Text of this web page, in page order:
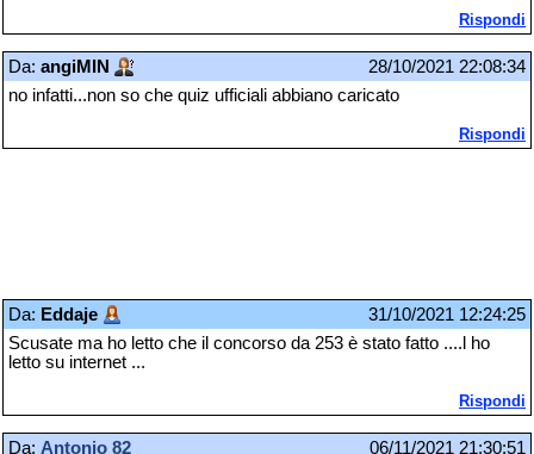
Rispondi
Da: angiMIN
28/10/2021 22:08:34
no infatti...non so che quiz ufficiali abbiano caricato
Rispondi
Da: Eddaje
31/10/2021 12:24:25
Scusate ma ho letto che il concorso da 253 è stato fatto ....l ho
letto su internet ...
Rispondi
Da: Antonio 82 06/11/2021 21:30:51